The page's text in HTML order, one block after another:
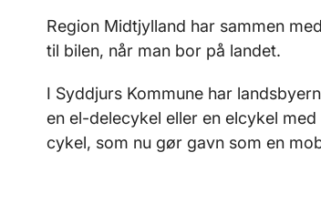
Region Midtjylland har sammen
til bilen, når man bor på landet.
I Syddjurs Kommune har
en el-delecykel eller en elcykel
cykel, som nu gør gavn som en